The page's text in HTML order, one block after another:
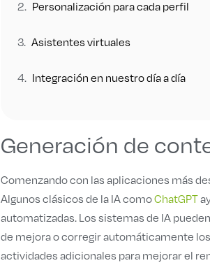
Personalización para cada perfil
Asistentes virtuales
Integración en nuestro día a día
Generación de
Comenzando con las aplicaciones más
Algunos clásicos de la IA comoChatGPT
automatizadas. Los sistemas de IA
de mejora o corregir automáticamente
actividades adicionales para mejorar el